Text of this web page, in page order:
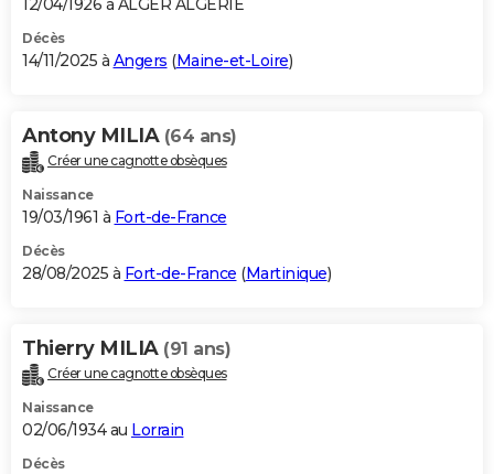
S'inscrire
Se connecter
Lycées
Collèges
Primaires
Universités
Entreprises
Service militaire
Avis de recherche
AVIS DE DÉCÈS
Bricolage
Lifestyle
Culture
Sport
Auto
Television
Voyage
Cinema
12/04/1926 à ALGER ALGERIE
Décès
14/11/2025 à Angers (Maine-et-Loire)
Antony MILIA (64 ans)
Créer une cagnotte obsèques
Naissance
19/03/1961 à Fort-de-France
Décès
28/08/2025 à Fort-de-France (Martinique)
Thierry MILIA (91 ans)
Créer une cagnotte obsèques
Naissance
02/06/1934 au Lorrain
Décès